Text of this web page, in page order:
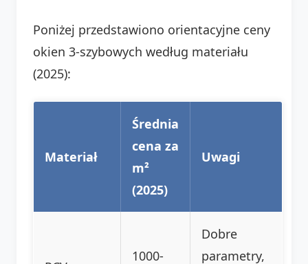
Poniżej przedstawiono orientacyjne ceny
okien 3-szybowych według materiału
(2025):
Materiał
Średnia
cena za
m²
(2025)
Uwagi
1000-
Dobre
parametry,